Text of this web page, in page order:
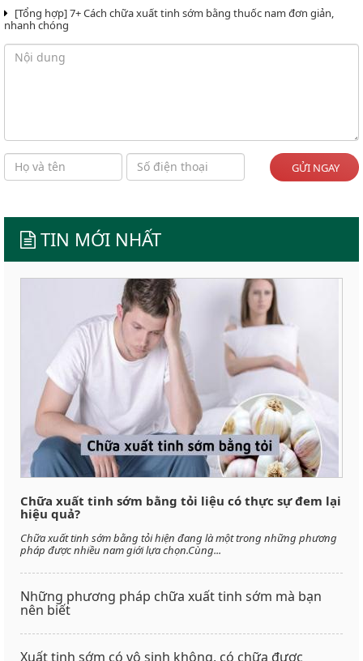
[Tổng hợp] 7+ Cách chữa xuất tinh sớm bằng thuốc nam đơn giản,
nhanh chóng
GỬI NGAY
TIN MỚI NHẤT
Chữa xuất tinh sớm bằng tỏi liệu có thực sự đem lại
hiệu quả?
Chữa xuất tinh sớm bằng tỏi hiện đang là một trong những phương
pháp được nhiều nam giới lựa chọn.Cùng...
Những phương pháp chữa xuất tinh sớm mà bạn
nên biết
Xuất tinh sớm có vô sinh không, có chữa được